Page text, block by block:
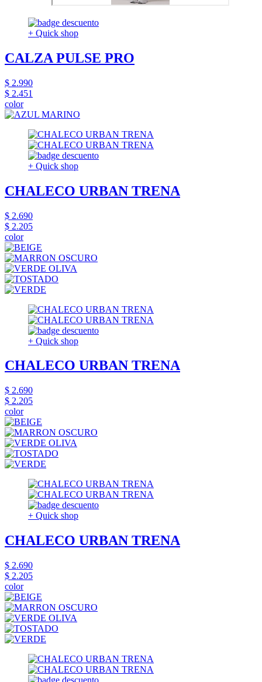
+ Quick shop
CALZA PULSE PRO
$ 2.990
$ 2.451
color
+ Quick shop
CHALECO URBAN TRENA
$ 2.690
$ 2.205
color
+ Quick shop
CHALECO URBAN TRENA
$ 2.690
$ 2.205
color
+ Quick shop
CHALECO URBAN TRENA
$ 2.690
$ 2.205
color